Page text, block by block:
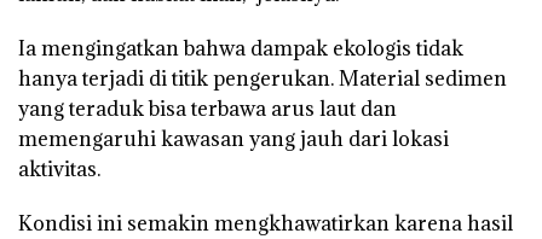
Ia mengingatkan bahwa dampak ekologis tidak
hanya terjadi di titik pengerukan. Material sedimen
yang teraduk bisa terbawa arus laut dan
memengaruhi kawasan yang jauh dari lokasi
aktivitas.
Kondisi ini semakin mengkhawatirkan karena hasil